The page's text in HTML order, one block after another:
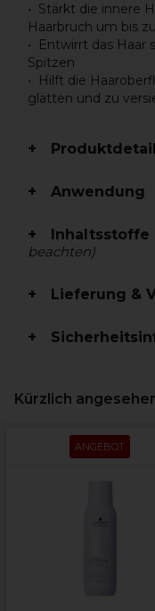
Stärkt die innere
Haarbruch um bis
Entwirrt das Haar
Spitzen
Hilft die
glätten und zu
Anwendung
Inhaltsstoffe
beachten)
Lieferung &
Kürzlich
ANGEBOT